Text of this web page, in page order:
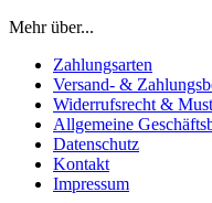
Mehr über...
Zahlungsarten
Versand- &
Widerrufsrecht &
Allgemeine
Datenschutz
Kontakt
Impressum